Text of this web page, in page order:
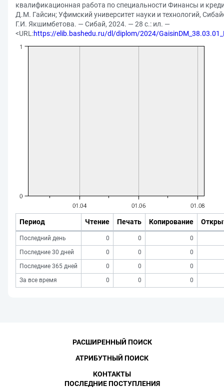
квалификационная работа по специальности Финансы и
Д.М. Гайсин; Уфимский университет науки и технологий,
Г.И. Якшимбетова. — Сибай, 2024. — 28 с.: ил. —
<URL:https://elib.bashedu.ru/dl/diplom/2024/
Период Чтение Печать Копирование
Последний день 0 0
0
Последние 30 дней
0 0
0
Последние 365 дней
0 0
0
За все время
0 0 0
РАСШИРЕННЫЙ ПОИСК
АТРИБУТНЫЙ ПОИСК
КОНТАКТЫ
ПОСЛЕДНИЕ ПОСТУПЛЕНИЯ